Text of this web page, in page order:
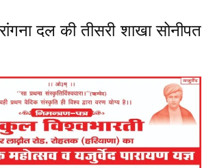
दल की तीसरी शाखा सोनीपत